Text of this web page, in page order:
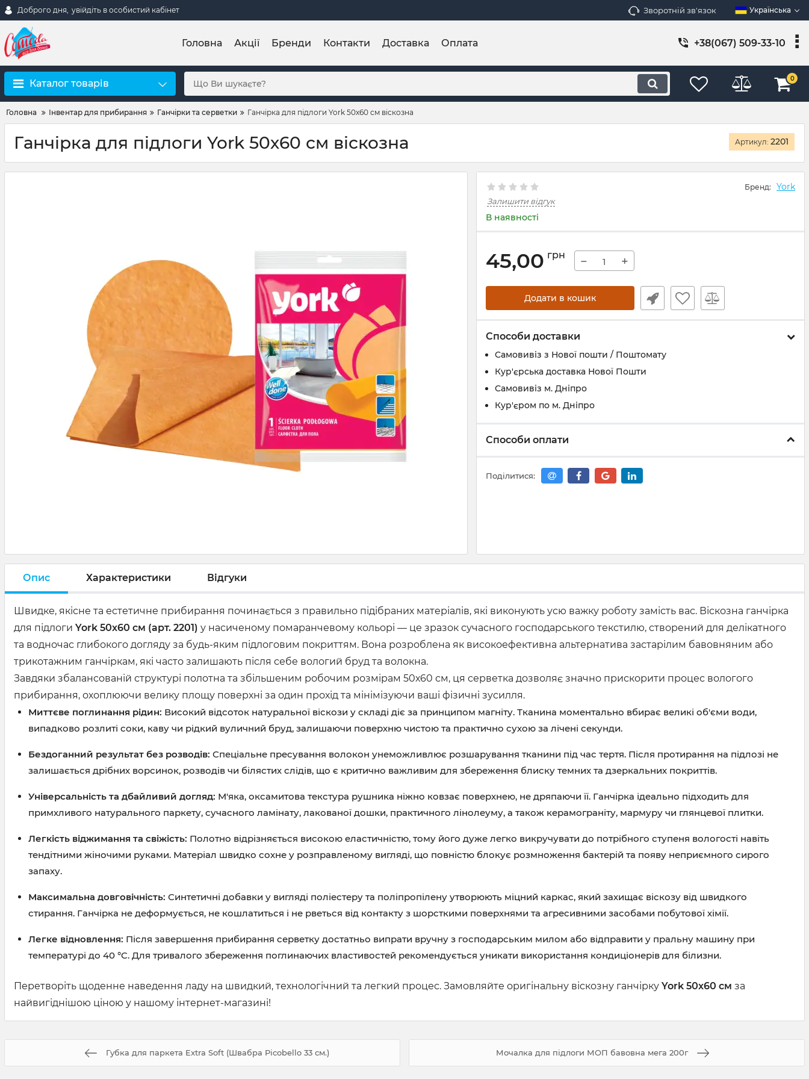
Доброго дня, увійдіть в особистий кабінет Зворотній зв'язок Українська
Головна Акції Бренди Контакти Доставка Оплата +38(067) 509-33-10
Каталог товарів 0
Головна Інвентар для прибирання Ганчірки та серветки Ганчірка для підлоги York 50х60 см віскозна
Ганчірка для підлоги York 50х60 см віскозна Артикул: 2201
Бренд: York
Залишити відгук
В наявності
45,00 грн − +
Додати в кошик
Способи доставки
Самовивіз з Нової пошти / Поштомату
Кур'єрська доставка Нової Пошти
Самовивіз м. Дніпро
Кур'єром по м. Дніпро
Способи оплати
Поділитися:
Опис Характеристики Відгуки
Швидке, якісне та естетичне прибирання починається з правильно підібраних матеріалів, які виконують усю важку роботу замість вас. Віскозна ганчірка
для підлоги York 50х60 см (арт. 2201) у насиченому помаранчевому кольорі — це зразок сучасного господарського текстилю, створений для делікатного
та водночас глибокого догляду за будь-яким підлоговим покриттям. Вона розроблена як високоефективна альтернатива застарілим бавовняним або
трикотажним ганчіркам, які часто залишають після себе вологий бруд та волокна.
Завдяки збалансованій структурі полотна та збільшеним робочим розмірам 50х60 см, ця серветка дозволяє значно прискорити процес вологого
прибирання, охоплюючи велику площу поверхні за один прохід та мінімізуючи ваші фізичні зусилля.
Миттєве поглинання рідин: Високий відсоток натуральної віскози у складі діє за принципом магніту. Тканина моментально вбирає великі об'єми води,
випадково розлиті соки, каву чи рідкий вуличний бруд, залишаючи поверхню чистою та практично сухою за лічені секунди.
Бездоганний результат без розводів: Спеціальне пресування волокон унеможливлює розшарування тканини під час тертя. Після протирання на підлозі не
залишається дрібних ворсинок, розводів чи білястих слідів, що є критично важливим для збереження блиску темних та дзеркальних покриттів.
Універсальність та дбайливий догляд: М'яка, оксамитова текстура рушника ніжно ковзає поверхнею, не дряпаючи її. Ганчірка ідеально підходить для
примхливого натурального паркету, сучасного ламінату, лакованої дошки, практичного лінолеуму, а також керамограніту, мармуру чи глянцевої плитки.
Легкість віджимання та свіжість: Полотно відрізняється високою еластичністю, тому його дуже легко викручувати до потрібного ступеня вологості навіть
тендітними жіночими руками. Матеріал швидко сохне у розправленому вигляді, що повністю блокує розмноження бактерій та появу неприємного сирого
запаху.
Максимальна довговічність: Синтетичні добавки у вигляді поліестеру та поліпропілену утворюють міцний каркас, який захищає віскозу від швидкого
стирання. Ганчірка не деформується, не кошлатиться і не рветься від контакту з шорсткими поверхнями та агресивними засобами побутової хімії.
Легке відновлення: Після завершення прибирання серветку достатньо випрати вручну з господарським милом або відправити у пральну машину при
температурі до 40 °C. Для тривалого збереження поглинаючих властивостей рекомендується уникати використання кондиціонерів для білизни.
Перетворіть щоденне наведення ладу на швидкий, технологічний та легкий процес. Замовляйте оригінальну віскозну ганчірку York 50х60 см за
найвигіднішою ціною у нашому інтернет-магазині!
Губка для паркета Extra Soft (Швабра Picobello 33 см.) Мочалка для підлоги МОП бавовна мега 200г